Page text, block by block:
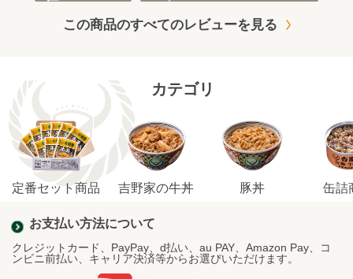
この商品のすべてのレビューを見る
カテゴリ
定番セット商品 吉野家の牛丼 豚丼 缶詰
お支払い方法について
クレジットカード、PayPay、d払い、au PAY、Amazon Pay、コ
ンビニ前払い、キャリア決済等からお選びいただけます。